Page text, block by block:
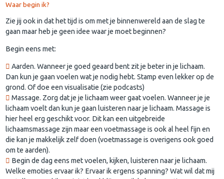
Waar begin ik?
Zie jij ook in dat het tijd is om met je binnenwereld aan de slag te
gaan maar heb je geen idee waar je moet beginnen?
Begin eens met:
Aarden. Wanneer je goed geaard bent zit je beter in je lichaam.
Dan kun je gaan voelen wat je nodig hebt. Stamp even lekker op de
grond. Of doe een visualisatie (zie podcasts)
Massage. Zorg dat je je lichaam weer gaat voelen. Wanneer je je
lichaam voelt dan kun je gaan luisteren naar je lichaam. Massage is
hier heel erg geschikt voor. Dit kan een uitgebreide
lichaamsmassage zijn maar een voetmassage is ook al heel fijn en
die kan je makkelijk zelf doen (voetmassage is overigens ook goed
om te aarden).
Begin de dag eens met voelen, kijken, luisteren naar je lichaam.
Welke emoties ervaar ik? Ervaar ik ergens spanning? Wat wil dat mij